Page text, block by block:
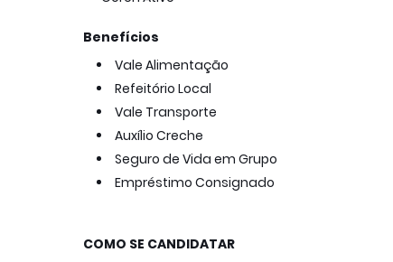
Benefícios
Vale Alimentação
Refeitório Local
Vale Transporte
Auxílio Creche
Seguro de Vida em Grupo
Empréstimo Consignado
COMO SE CANDIDATAR